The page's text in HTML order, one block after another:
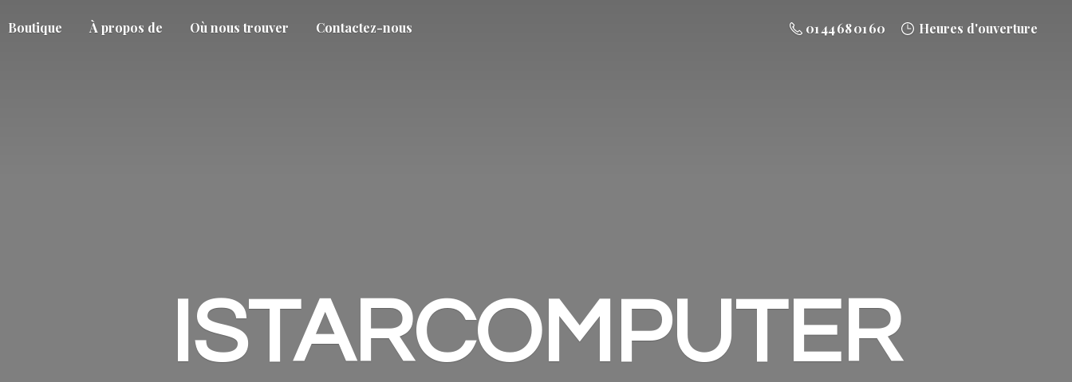
Boutique À propos de Où nous trouver Contactez-nous 01 44 68 01 60 Heures d'ouverture
ISTARCOMPUTER